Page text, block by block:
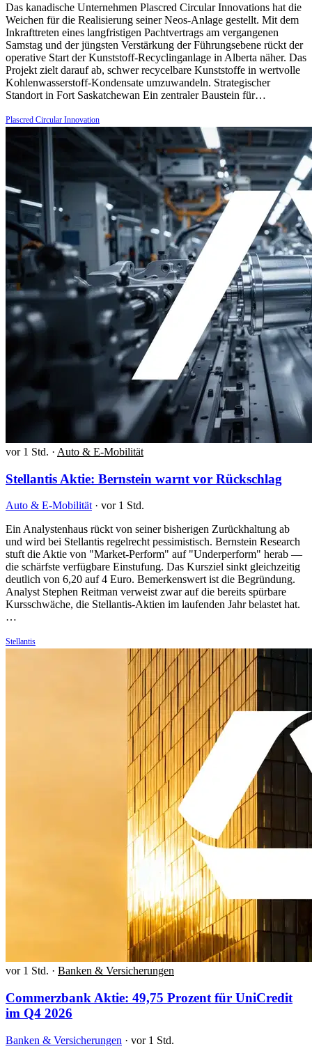
Das kanadische Unternehmen Plascred Circular Innovations hat die
Weichen für die Realisierung seiner Neos-Anlage gestellt. Mit dem
Inkrafttreten eines langfristigen Pachtvertrags am vergangenen
Samstag und der jüngsten Verstärkung der Führungsebene rückt der
operative Start der Kunststoff-Recyclinganlage in Alberta näher. Das
Projekt zielt darauf ab, schwer recycelbare Kunststoffe in wertvolle
Kohlenwasserstoff-Kondensate umzuwandeln. Strategischer
Standort in Fort Saskatchewan Ein zentraler Baustein für…
Plascred Circular Innovation
vor 1 Std. · Auto & E-Mobilität
Stellantis Aktie: Bernstein warnt vor Rückschlag
Auto & E-Mobilität · vor 1 Std.
Ein Analystenhaus rückt von seiner bisherigen Zurückhaltung ab
und wird bei Stellantis regelrecht pessimistisch. Bernstein Research
stuft die Aktie von "Market-Perform" auf "Underperform" herab —
die schärfste verfügbare Einstufung. Das Kursziel sinkt gleichzeitig
deutlich von 6,20 auf 4 Euro. Bemerkenswert ist die Begründung.
Analyst Stephen Reitman verweist zwar auf die bereits spürbare
Kursschwäche, die Stellantis-Aktien im laufenden Jahr belastet hat.
…
Stellantis
vor 1 Std. · Banken & Versicherungen
Commerzbank Aktie: 49,75 Prozent für UniCredit
im Q4 2026
Banken & Versicherungen · vor 1 Std.